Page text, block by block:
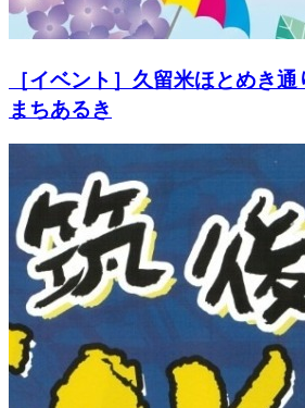
［イベント］久留米ほとめき
まちあるき